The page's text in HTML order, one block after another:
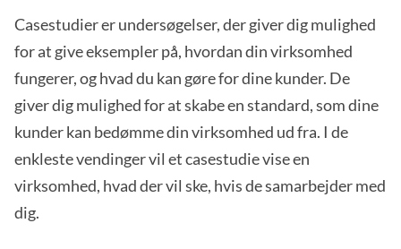
Casestudier er undersøgelser, der giver dig mulighed
for at give eksempler på, hvordan din virksomhed
fungerer, og hvad du kan gøre for dine kunder. De
giver dig mulighed for at skabe en standard, som dine
kunder kan bedømme din virksomhed ud fra. I de
enkleste vendinger vil et casestudie vise en
virksomhed, hvad der vil ske, hvis de samarbejder med
dig.